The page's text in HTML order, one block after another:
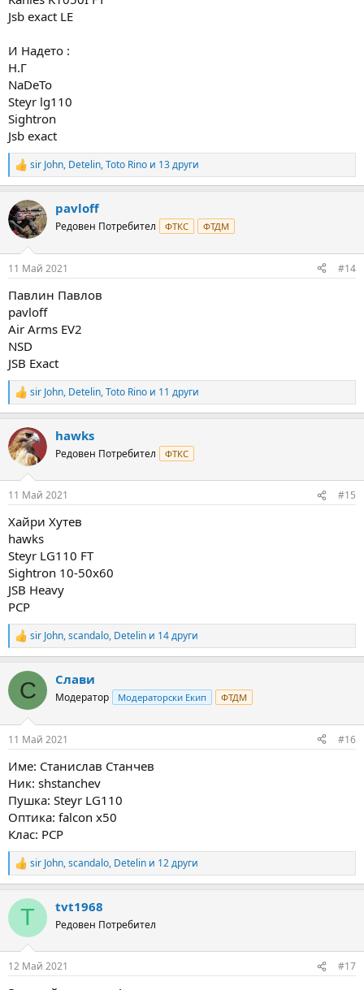
Jsb exact LE
И Надето :
Н.Г
NaDeTo
Steyr lg110
Sightron
Jsb exact
R
e
c
t
i
s
sir John, Detelin,Toto Rino и 13 други
pavloff
Редовен Потребител ФТКС ФТДМ
11 Май 2021 #14
Павлин Павлов
pavloff
Air Arms EV2
NSD
JSB Exact
R
e
c
t
i
s
sir John, Detelin,Toto Rino и 11 други
hawks
Редовен Потребител ФТКС
11 Май 2021 #15
Хайри Хутев
hawks
Steyr LG110 FT
Sightron 10-50x60
JSB Heavy
PCP
R
e
c
i
s
sir John,scandalo, Detelin и 14 други
С Слави
Модератор Модераторски Екип ФТДМ
11 Май 2021 #16
Име: Станислав Станчев
Ник: shstanchev
Пушка: Steyr LG110
Оптика: falcon x50
Клас: PCP
R
e
c
i
s
sir John,scandalo, Detelin и 12 други
T tvt1968
Редовен Потребител
12 Май 2021 #17